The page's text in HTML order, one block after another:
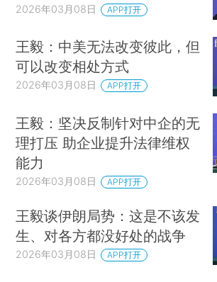
2026年03月08日 APP打开
王毅：中美无法改变彼此，但
可以改变相处方式
2026年03月08日 APP打开
王毅：坚决反制针对中企的无
理打压 助企业提升法律维权
能力
2026年03月08日 APP打开
王毅谈伊朗局势：这是不该发
生、对各方都没好处的战争
2026年03月08日 APP打开